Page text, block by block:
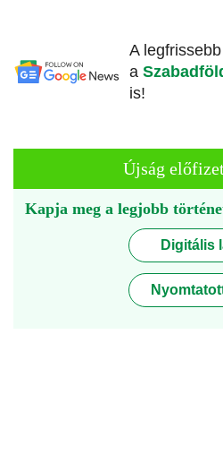
A
a
is!
Újság
Kapja meg a legjobb
Digitális